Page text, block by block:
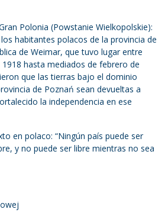
Polonia (Powstanie Wielkopolskie):
habitantes polacos de la provincia de
de Weimar, que tuvo lugar entre
hasta mediados de febrero de
que las tierras bajo el dominio
de Poznań sean devueltas a
la independencia en ese
en polaco: “Ningún país puede ser
y no puede ser libre mientras no sea